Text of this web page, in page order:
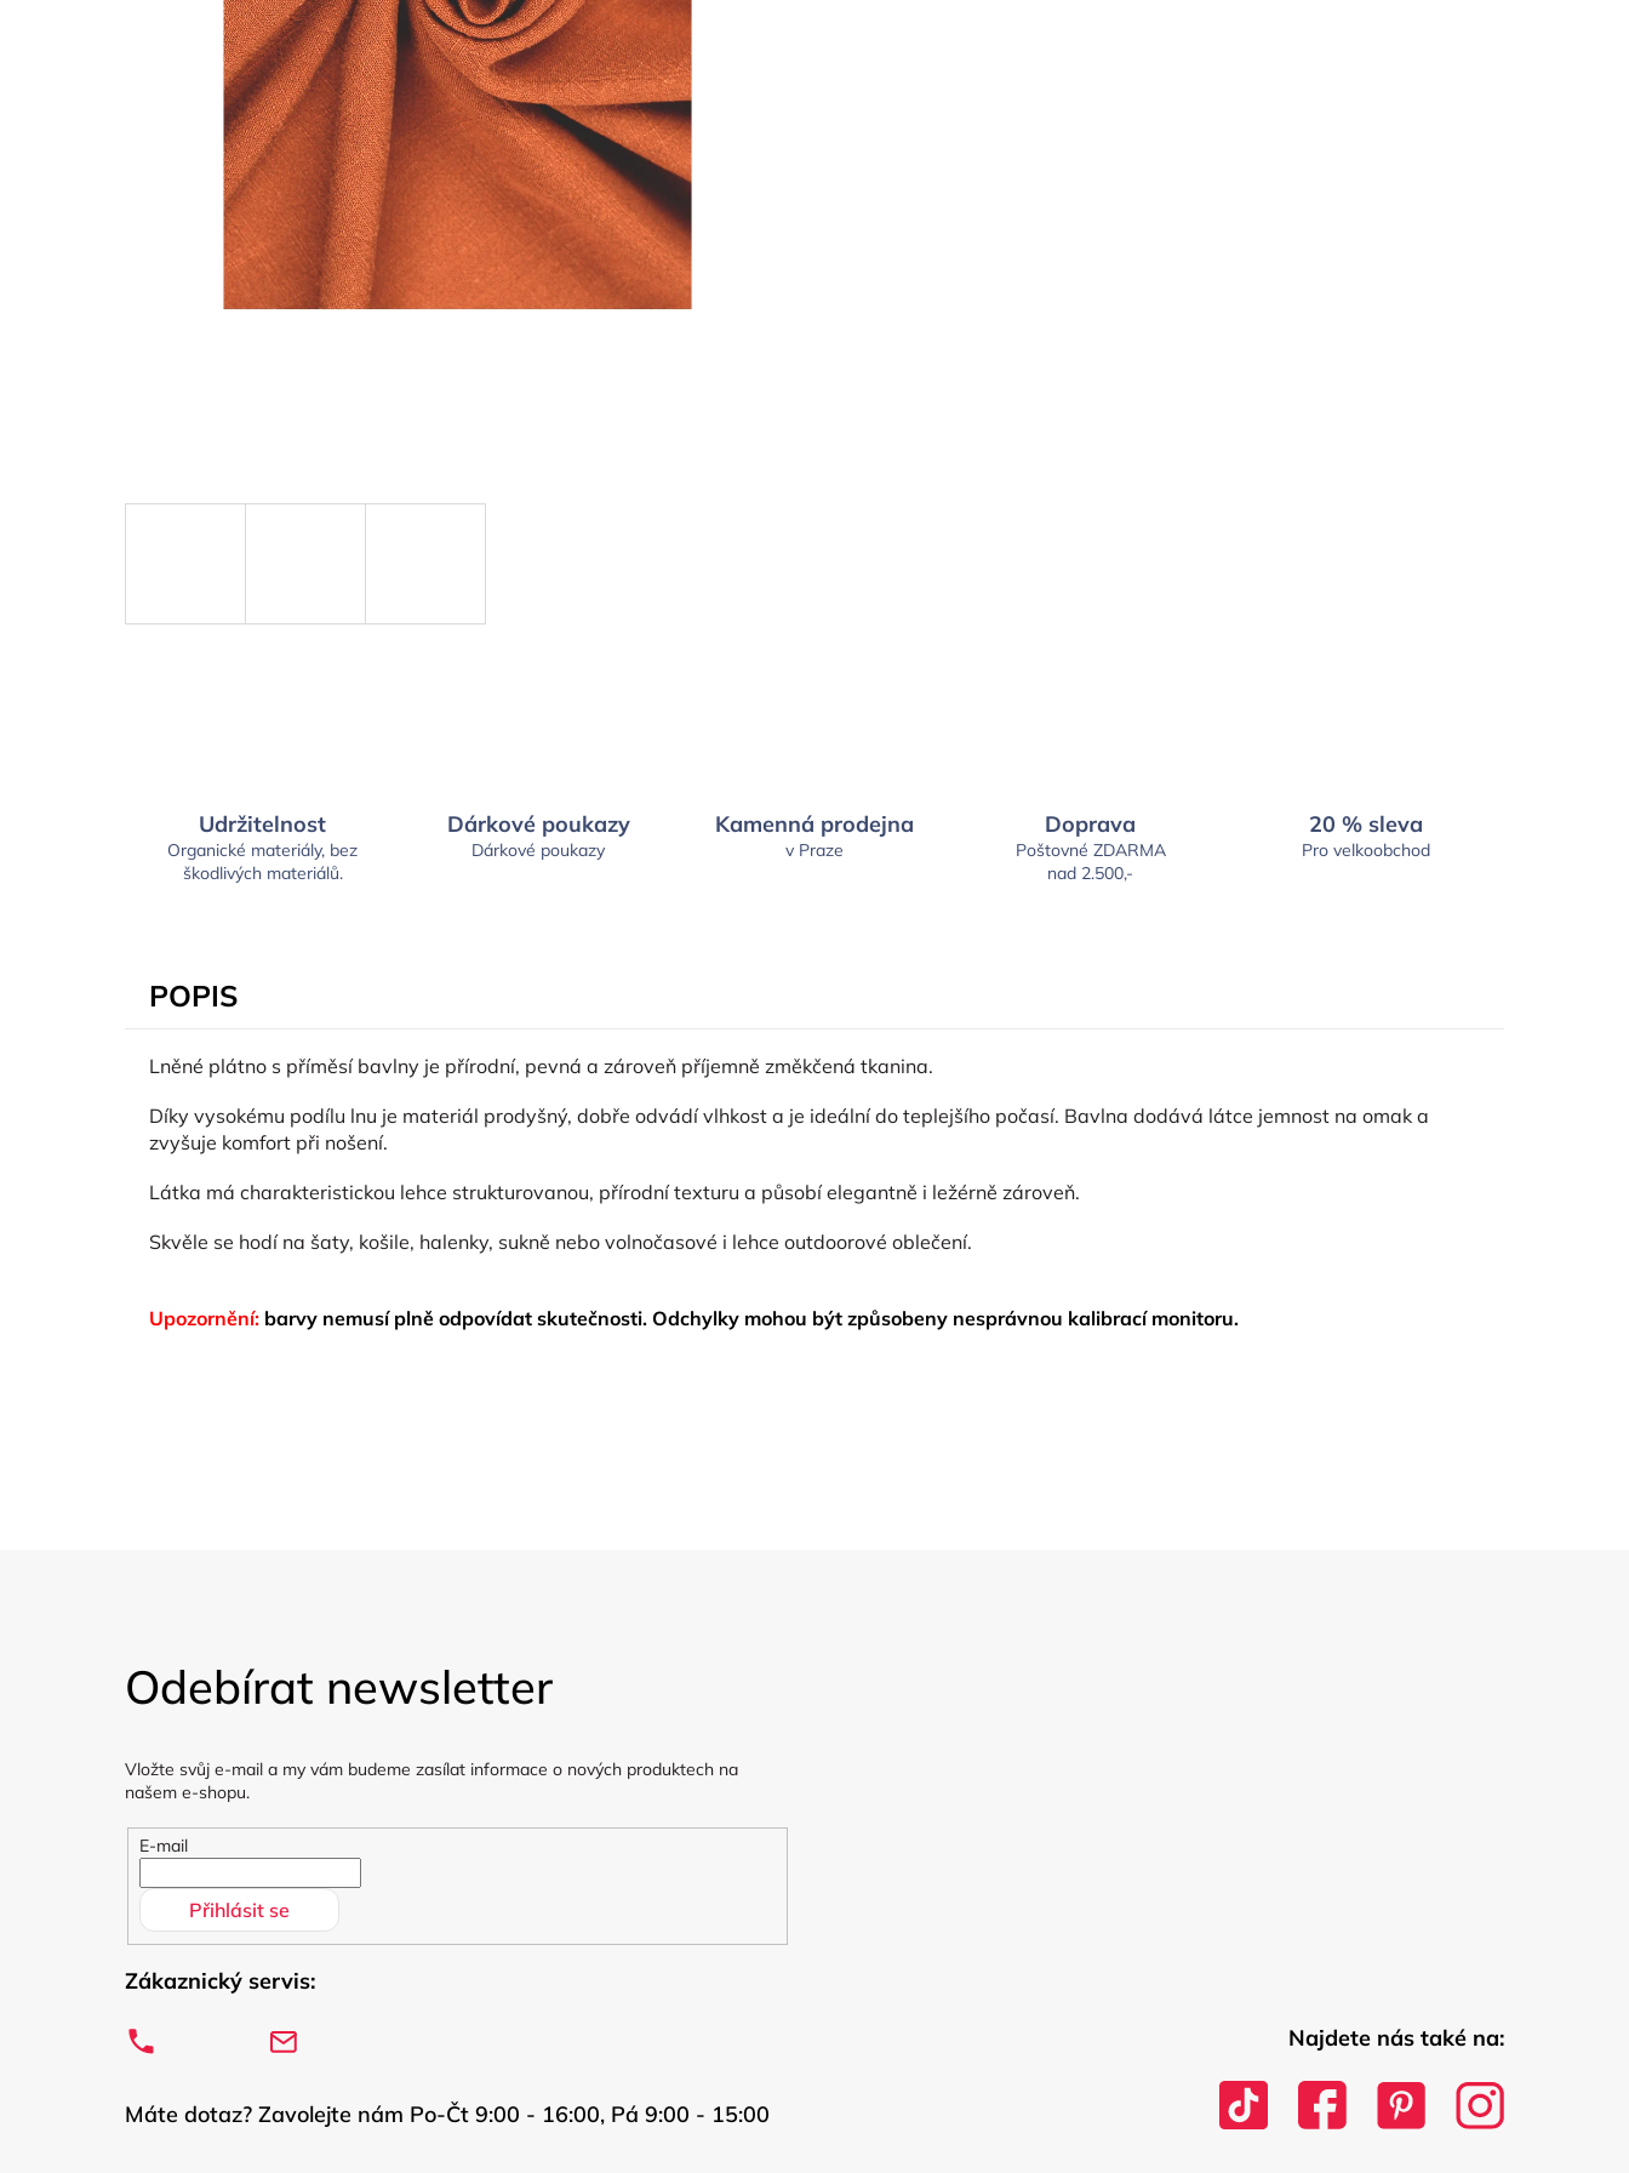
Udržitelnost
Organické materiály, bez
škodlivých materiálů.
Dárkové poukazy
Dárkové poukazy
Kamenná prodejna
v Praze
Doprava
Poštovné ZDARMA
nad 2.500,-
20 % sleva
Pro velkoobchod
POPIS
Lněné plátno s příměsí bavlny je přírodní, pevná a zároveň příjemně změkčená tkanina.
Díky vysokému podílu lnu je materiál prodyšný, dobře odvádí vlhkost a je ideální do teplejšího počasí. Bavlna dodává látce jemnost na omak a
zvyšuje komfort při nošení.
Látka má charakteristickou lehce strukturovanou, přírodní texturu a působí elegantně i ležérně zároveň.
Skvěle se hodí na šaty, košile, halenky, sukně nebo volnočasové i lehce outdoorové oblečení.
Upozornění: barvy nemusí plně odpovídat skutečnosti. Odchylky mohou být způsobeny nesprávnou kalibrací monitoru.
Odebírat newsletter
Vložte svůj e-mail a my vám budeme zasílat informace o nových produktech na
našem e-shopu.
E-mail
Přihlásit se
Zákaznický servis:
Máte dotaz? Zavolejte nám Po-Čt 9:00 - 16:00, Pá 9:00 - 15:00
Najdete nás také na: